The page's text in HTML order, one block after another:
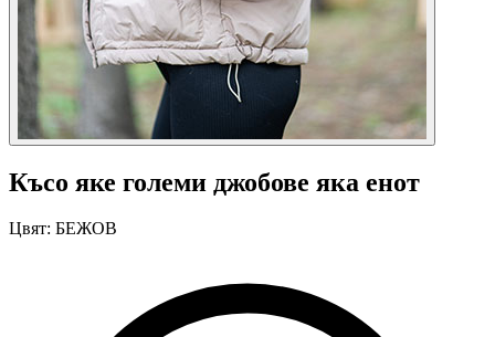
Късо яке големи джобове яка енот
Цвят: БЕЖОВ